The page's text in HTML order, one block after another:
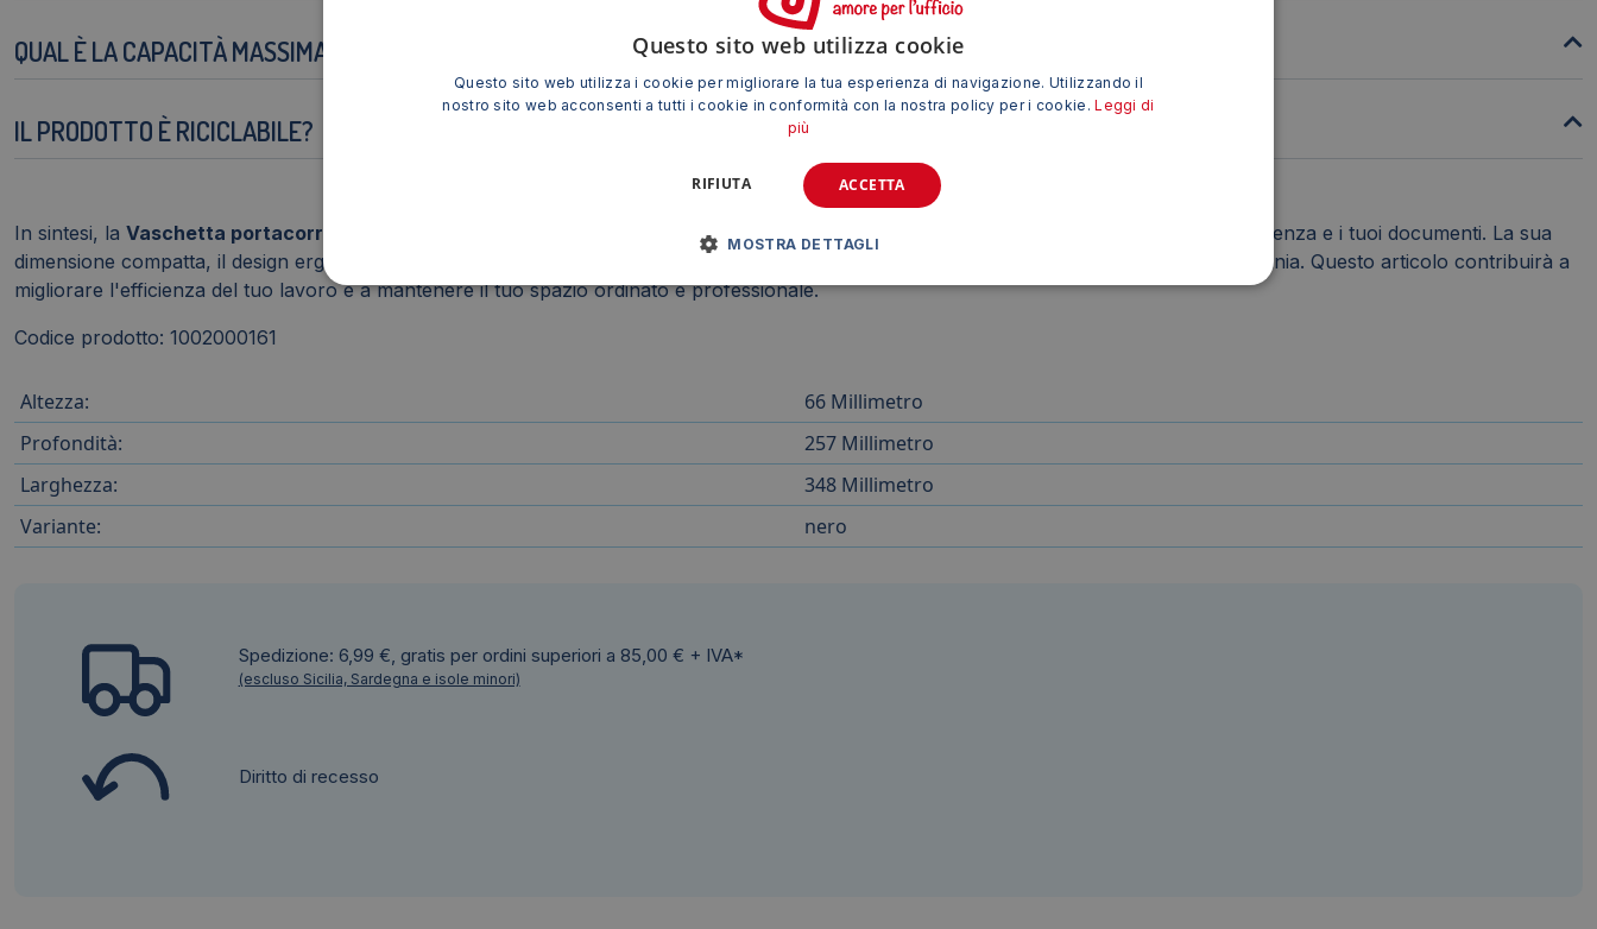
QUAL È LA CAPACITÀ MASSIMA DELLA VASCHETTA?
IL PRODOTTO È RICICLABILE?
In sintesi, la Vaschetta portacorrispondenza CEP Pro
rappresenta una soluzione elegante e funzionale per organizzare la tua corrispondenza e i tuoi documenti. La sua
dimensione compatta, il design ergonomico e la resistenza dei materiali la rendono un accessorio indispensabile per qualsiasi ufficio o scrivania. Questo articolo contribuirà a
migliorare l'efficienza del tuo lavoro e a mantenere il tuo spazio ordinato e professionale.
Codice prodotto: 1002000161
Altezza:
66 Millimetro
Profondità:
257 Millimetro
Larghezza:
348 Millimetro
Variante:
nero
Spedizione: 6,99 €, gratis per ordini superiori a 85,00 € + IVA*
(escluso Sicilia, Sardegna e isole minori)
Diritto di recesso
Questo sito web utilizza cookie
Questo sito web utilizza i cookie per migliorare la tua esperienza di navigazione. Utilizzando il
nostro sito web acconsenti a tutti i cookie in conformità con la nostra policy per i cookie.Leggi di
più
ACCETTA
RIFIUTA
MOSTRA DETTAGLI